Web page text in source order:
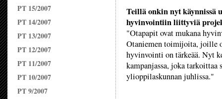
PT 15/2007
PT 14/2007
PT 13/2007
PT 12/2007
PT 11/2007
PT 10/2007
PT 9/2007
Teillä onkin nyt käynnissä
hyvinvointiin liittyviä
"Otapapit ovat mukana
Otaniemen toimijoita, joille
hyvinvointi on tärkeää. Nyt
kampanjassa, joka
ylioppilaskunnan juhlissa."